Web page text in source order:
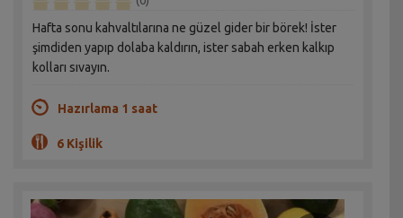
Hafta sonu kahvaltılarına ne güzel gider bir börek! İster
şimdiden yapıp dolaba kaldırın, ister sabah erken kalkıp
kolları sıvayın.
Hazırlama 1 saat
6 Kişilik